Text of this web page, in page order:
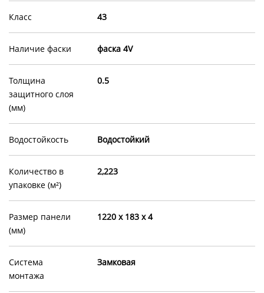
Класс 43
Наличие фаски фаска 4V
Толщина
защитного слоя
(мм)
0.5
Водостойкость Водостойкий
Количество в
упаковке (м²)
2,223
Размер панели
(мм)
1220 x 183 x 4
Система
монтажа
Замковая